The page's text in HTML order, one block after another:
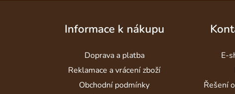
Informace k nákupu
Doprava a platba
Reklamace a vrácení zboží
Obchodní podmínky
E-
Řešení